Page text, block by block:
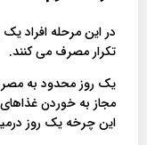
در این مرحله افراد
تکرار مصرف می کنند.
یک روز محدود به
مجاز به خوردن
این چرخه یک روز